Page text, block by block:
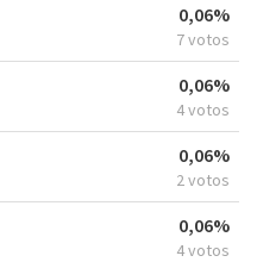
0,06%
7 votos
0,06%
4 votos
0,06%
2 votos
0,06%
4 votos